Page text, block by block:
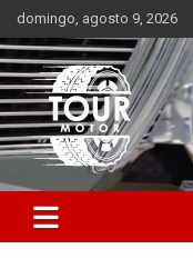
Saltar
al
contenido
domingo, agosto 9, 2026
Tour Motor
Plataforma de